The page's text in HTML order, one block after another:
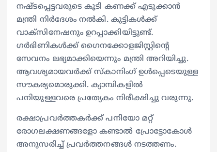
നഷ്ടപ്പെട്ടവരുടെ കൂടി കണക്ക് എടുക്കാന്‍
മന്ത്രി നിര്‍ദേശം നല്‍കി. കുട്ടികള്‍ക്ക്
വാക്‌സിനേഷനും ഉറപ്പാക്കിയിട്ടുണ്ട്.
ഗര്‍ഭിണികള്‍ക്ക് ഗൈനക്കോളജിസ്റ്റിന്റെ
സേവനം ലഭ്യമാക്കിയെന്നും മന്ത്രി അറിയിച്ചു.
ആവശ്യമായവര്‍ക്ക് സ്‌കാനിംഗ് ഉള്‍പ്പെടെയുള്ള
സൗകര്യമൊരുക്കി. ക്യാമ്പികളില്‍
പനിയുള്ളവരെ പ്രത്യേകം നിരീക്ഷിച്ചു വരുന്നു.
രക്ഷാപ്രവര്‍ത്തകര്‍ക്ക് പനിയോ മറ്റ്
രോഗലക്ഷണങ്ങളോ കണ്ടാല്‍ പ്രോട്ടോകോള്‍
അനുസരിച്ച് പ്രവര്‍ത്തനങ്ങള്‍ നടത്തണം.